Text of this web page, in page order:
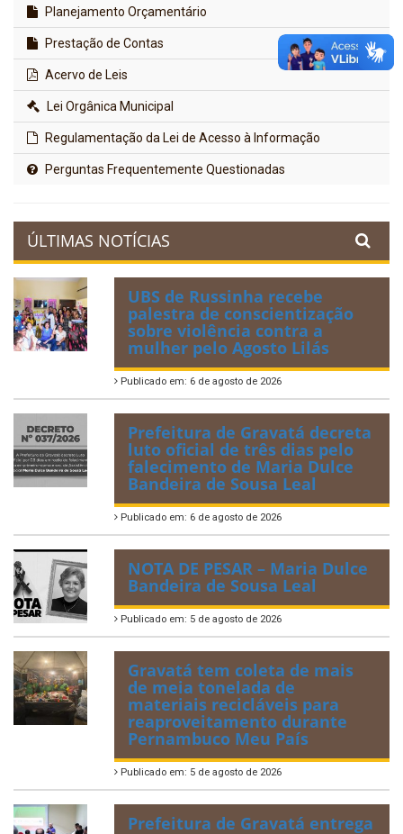
Planejamento Orçamentário
Prestação de Contas
Acervo de Leis
Lei Orgânica Municipal
Regulamentação da Lei de Acesso à Informação
Perguntas Frequentemente Questionadas
ÚLTIMAS NOTÍCIAS
UBS de Russinha recebe
palestra de conscientização
sobre violência contra a
mulher pelo Agosto Lilás
Publicado em: 6 de agosto de 2026
Prefeitura de Gravatá decreta
luto oficial de três dias pelo
falecimento de Maria Dulce
Bandeira de Sousa Leal
Publicado em: 6 de agosto de 2026
NOTA DE PESAR – Maria Dulce
Bandeira de Sousa Leal
Publicado em: 5 de agosto de 2026
Gravatá tem coleta de mais
de meia tonelada de
materiais recicláveis para
reaproveitamento durante
Pernambuco Meu País
Publicado em: 5 de agosto de 2026
Prefeitura de Gravatá entrega